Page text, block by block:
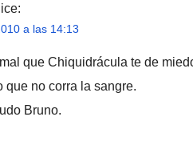
a las 14:13
que Chiquidrácula te de
que no corra la sangre.
Bruno.